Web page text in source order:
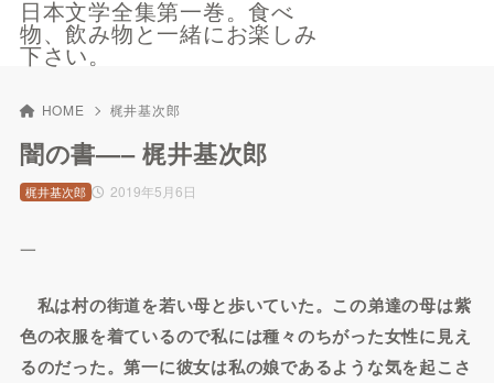
日本文学全集第一巻。食べ
物、飲み物と一緒にお楽しみ
下さい。
HOME 梶井基次郎
闇の書—– 梶井基次郎
2019年5月6日
梶井基次郎
一
私は村の街道を若い母と歩いていた。この弟達の母は紫
色の衣服を着ているので私には種々のちがった女性に見え
るのだった。第一に彼女は私の娘であるような気を起こさ